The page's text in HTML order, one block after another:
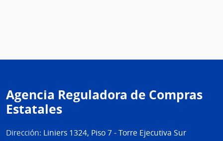
Agencia Reguladora de Compras
Estatales
Dirección: Liniers 1324, Piso 7 - Torre Ejecutiva Sur